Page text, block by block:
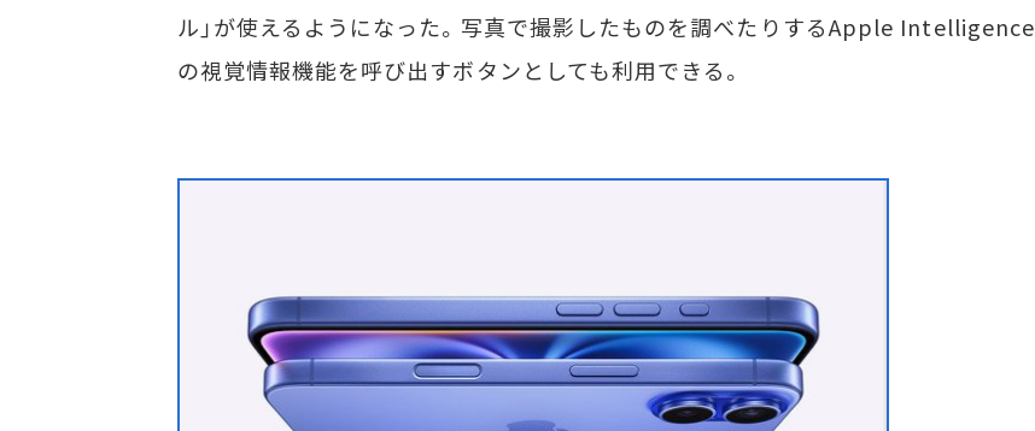
ル」が使えるようになった。写真で撮影したものを調べたりするApple Intelligence
の視覚情報機能を呼び出すボタンとしても利用できる。